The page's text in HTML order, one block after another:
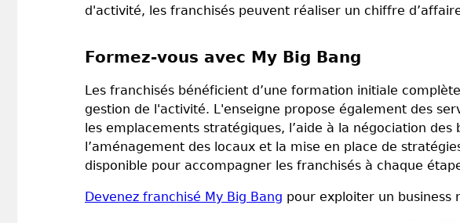
d'activité, les franchisés peuvent réaliser un chiffre
Formez-vous avec My Big Bang
Les franchisés bénéficient d’une formation initiale
gestion de l'activité. L'enseigne propose également des
les emplacements stratégiques, l’aide à la négociation
l’aménagement des locaux et la mise en place de
disponible pour accompagner les franchisés à chaque
Devenez franchisé My Big Bang pour exploiter un business